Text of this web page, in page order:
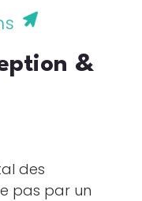
&
des
pas par un